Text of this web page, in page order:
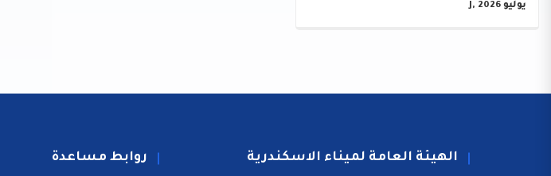
يوليو J, 2026
الهيئة العامة لميناء الاسكندرية روابط مساعدة